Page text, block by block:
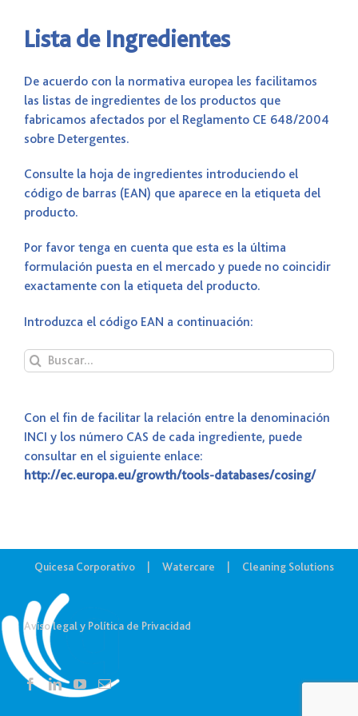
Lista de Ingredientes
De acuerdo con la normativa europea les facilitamos
las listas de ingredientes de los productos que
fabricamos afectados por el Reglamento CE 648/2004
sobre Detergentes.
Consulte la hoja de ingredientes introduciendo el
código de barras (EAN) que aparece en la etiqueta del
producto.
Por favor tenga en cuenta que esta es la última
formulación puesta en el mercado y puede no coincidir
exactamente con la etiqueta del producto.
Introduzca el código EAN a continuación:
Buscar:
Con el fin de facilitar la relación entre la denominación
INCI y los número CAS de cada ingrediente, puede
consultar en el siguiente enlace:
http://ec.europa.eu/growth/tools-databases/cosing/
Quicesa Corporativo Watercare Cleaning Solutions
Aviso legal y Política de Privacidad